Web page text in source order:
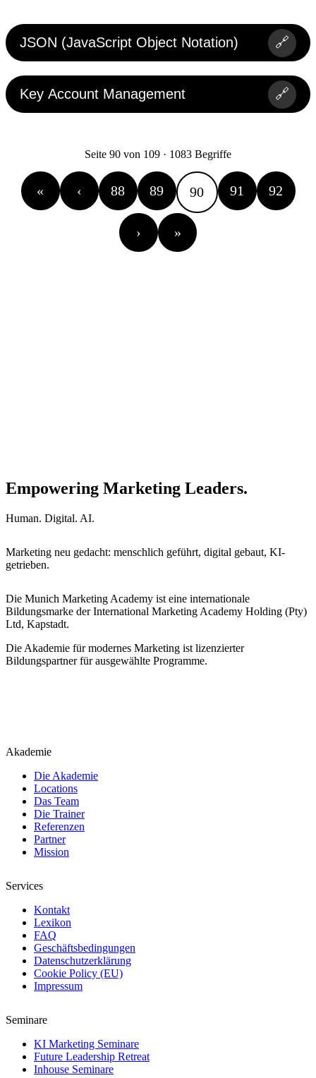
JSON (JavaScript Object Notation) 🔗
Key Account Management 🔗
Seite 90 von 109 · 1083 Begriffe
« ‹ 88 89 90 91 92
› »
Empowering Marketing Leaders.
Human. Digital. AI.
Marketing neu gedacht: menschlich geführt, digital gebaut, KI-
getrieben.
Die Munich Marketing Academy ist eine internationale
Bildungsmarke der International Marketing Academy Holding (Pty)
Ltd, Kapstadt.
Die Akademie für modernes Marketing ist lizenzierter
Bildungspartner für ausgewählte Programme.
Akademie
Die Akademie
Locations
Das Team
Die Trainer
Referenzen
Partner
Mission
Services
Kontakt
Lexikon
FAQ
Geschäftsbedingungen
Datenschutzerklärung
Cookie Policy (EU)
Impressum
Seminare
KI Marketing Seminare
Future Leadership Retreat
Inhouse Seminare